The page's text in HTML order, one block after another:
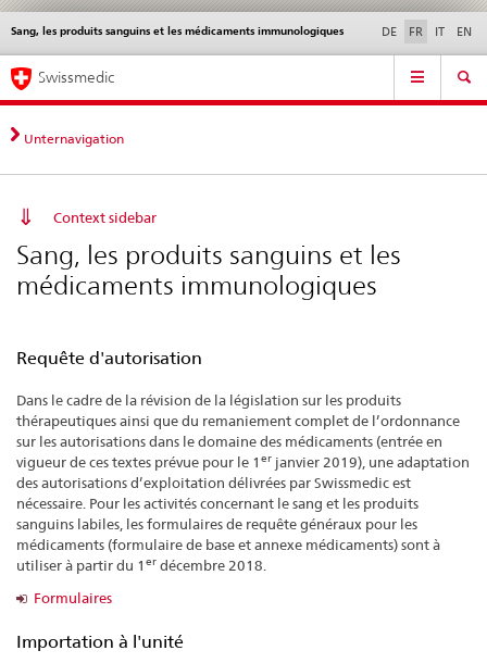
Navigation
directe:
actualités,
bases
contact
Actualités & Mises à
normes
Contact | Support &
aide
Sang, les produits sanguins et les médicaments immunologiques DE FR IT EN
Service
Navigation
Swissmedic
Unternavigation
Context sidebar
Sang, les produits sanguins et les
médicaments immunologiques
Requête d'autorisation
Dans le cadre de la révision de la législation sur les produits
thérapeutiques ainsi que du remaniement complet de l’ordonnance
sur les autorisations dans le domaine des médicaments (entrée en
vigueur de ces textes prévue pour le 1 er janvier 2019), une adaptation
des autorisations d’exploitation délivrées par Swissmedic est
nécessaire. Pour les activités concernant le sang et les produits
sanguins labiles, les formulaires de requête généraux pour les
médicaments (formulaire de base et annexe médicaments) sont à
utiliser à partir du 1 er décembre 2018.
Formulaires
Importation à l'unité